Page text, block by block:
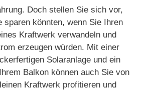
Doch stellen Sie sich vor,
sparen könnten, wenn Sie Ihren
Kraftwerk verwandeln und
erzeugen würden. Mit einer
Solaranlage und ein
Balkon können auch Sie von
Kraftwerk profitieren und